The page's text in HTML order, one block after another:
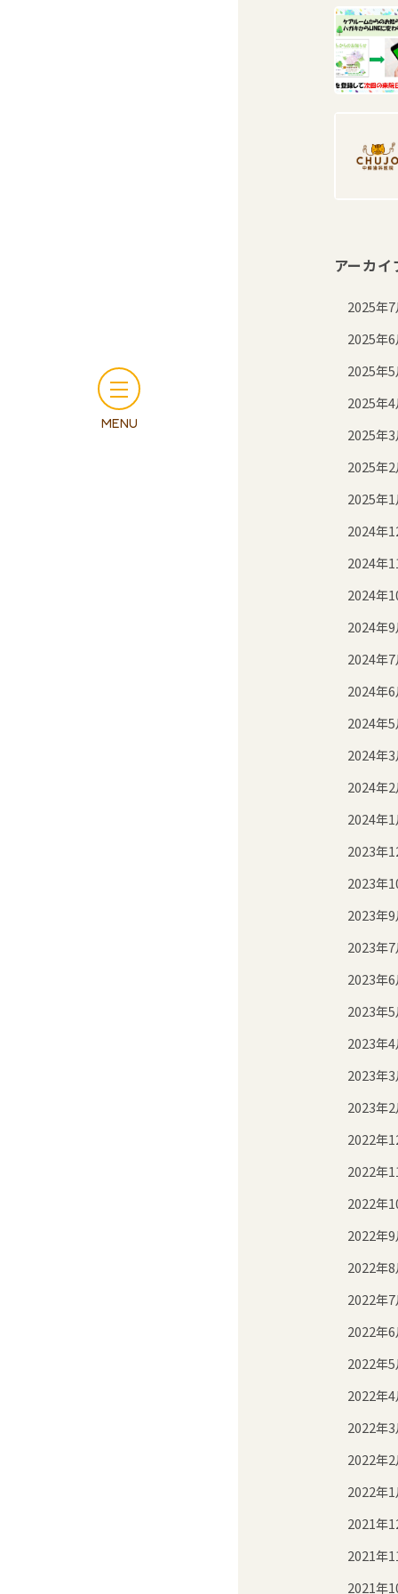
アーカイ
2025年
2025年
2025年
2025年
2025年
2025年
2025年
2024年
2024年
2024年
2024年
2024年
2024年
2024年
2024年
2024年
2024年
2023年
2023年
2023年
2023年
2023年
2023年
2023年
2023年
2023年
2022年
2022年
2022年
2022年
2022年
2022年
2022年
2022年
2022年
2022年
2022年
2022年
2021年
2021年
2021年